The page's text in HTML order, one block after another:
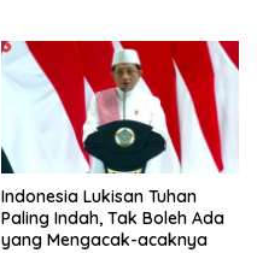
Indonesia Lukisan Tuhan
Paling Indah, Tak Boleh Ada
yang Mengacak-acaknya